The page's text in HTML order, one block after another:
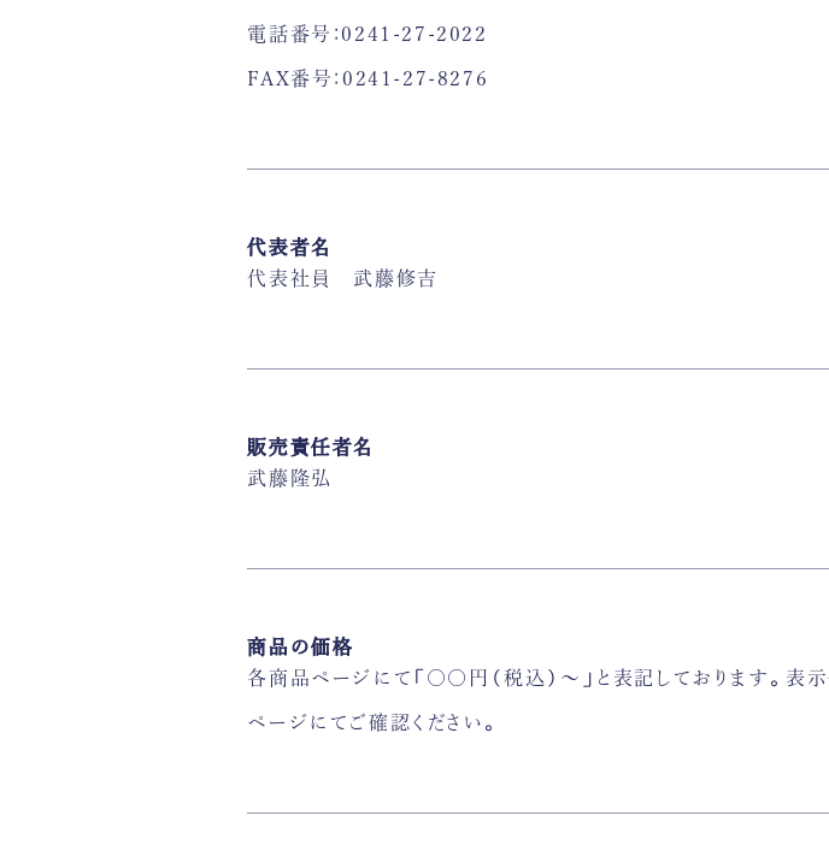
電話番号：0241-27-2022
FAX番号：0241-27-8276
代表者名
代表社員 武藤修吉
販売責任者名
武藤隆弘
商品の価格
各商品ページにて「〇〇円（税込）〜」と表記しております。
ページにてご確認ください。